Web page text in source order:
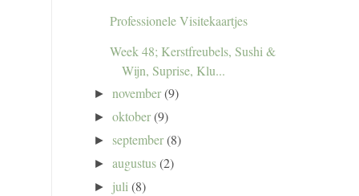
Professionele Visitekaartjes
Week 48; Kerstfreubels, Sushi &
Wijn, Suprise, Klu...
►november(9)
►oktober(9)
► september(8)
►augustus(2)
► juli(8)